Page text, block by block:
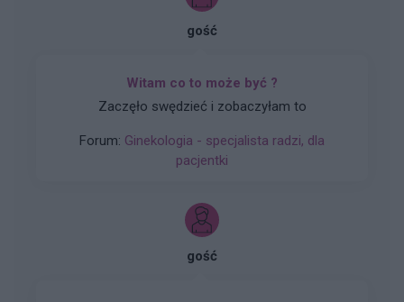
gość
Witam co to może być ?
Zaczęło swędzieć i zobaczyłam to
Forum: Ginekologia - specjalista radzi, dla
pacjentki
gość